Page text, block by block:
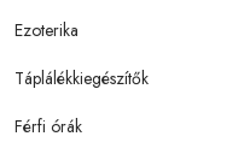
Ezoterika
Táplálékkiegészítők
Férfi órák